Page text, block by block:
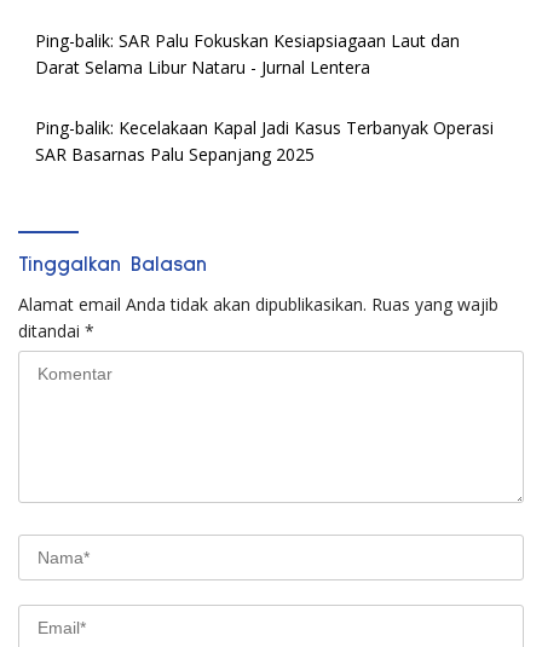
Ping-balik: SAR Palu Fokuskan Kesiapsiagaan Laut dan
Darat Selama Libur Nataru - Jurnal Lentera
Ping-balik: Kecelakaan Kapal Jadi Kasus Terbanyak Operasi
SAR Basarnas Palu Sepanjang 2025
Tinggalkan Balasan
Alamat email Anda tidak akan dipublikasikan. Ruas yang wajib
ditandai *